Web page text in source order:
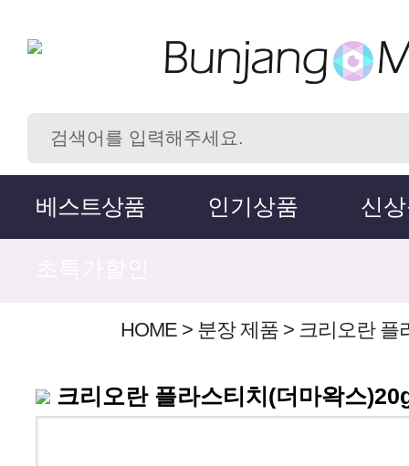
베스트상품 인기상품 신
HOME > 분장 제품 > 크리오란 플
크리오란 플라스티치(더마왁스